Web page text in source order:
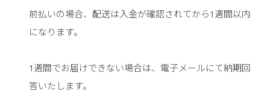
前払いの場合、配送は入金が確認されてから1週間以内
になります。
1週間でお届けできない場合は、電子メールにて納期回
答いたします。